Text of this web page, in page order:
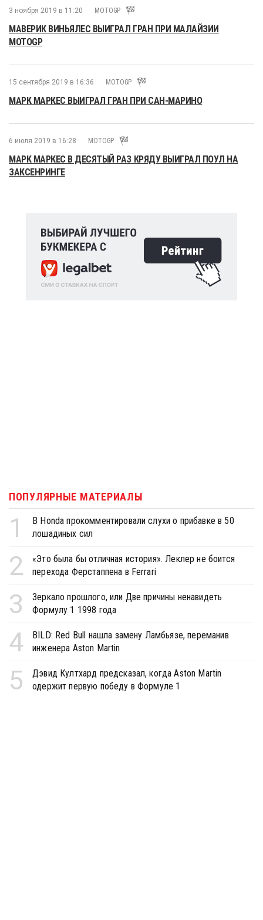
3 ноября 2019 в 11:20 MOTOGP
МАВЕРИК ВИНЬЯЛЕС ВЫИГРАЛ ГРАН ПРИ МАЛАЙЗИИ
MOTOGP
15 сентября 2019 в 16:36 MOTOGP
МАРК МАРКЕС ВЫИГРАЛ ГРАН ПРИ САН-МАРИНО
6 июля 2019 в 16:28 MOTOGP
МАРК МАРКЕС В ДЕСЯТЫЙ РАЗ КРЯДУ ВЫИГРАЛ ПОУЛ НА
ЗАКСЕНРИНГЕ
ПОПУЛЯРНЫЕ МАТЕРИАЛЫ
1
В Honda прокомментировали слухи о прибавке в 50
лошадиных сил
2
«Это была бы отличная история». Леклер не боится
перехода Ферстаппена в Ferrari
3
Зеркало прошлого, или Две причины ненавидеть
Формулу 1 1998 года
4
BILD: Red Bull нашла замену Ламбьязе, переманив
инженера Aston Martin
5
Дэвид Култхард предсказал, когда Aston Martin
одержит первую победу в Формуле 1